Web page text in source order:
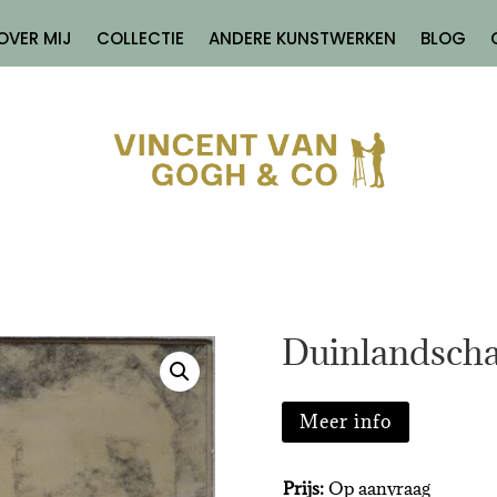
MIJ COLLECTIE ANDERE KUNSTWERKEN BLOG
Meer info
Prijs: Op aanvraag